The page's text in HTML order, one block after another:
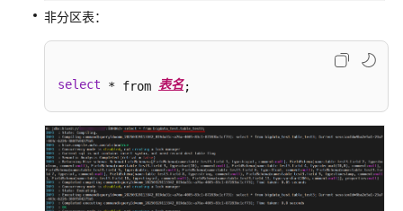
参非分区表：
select * from 表名;